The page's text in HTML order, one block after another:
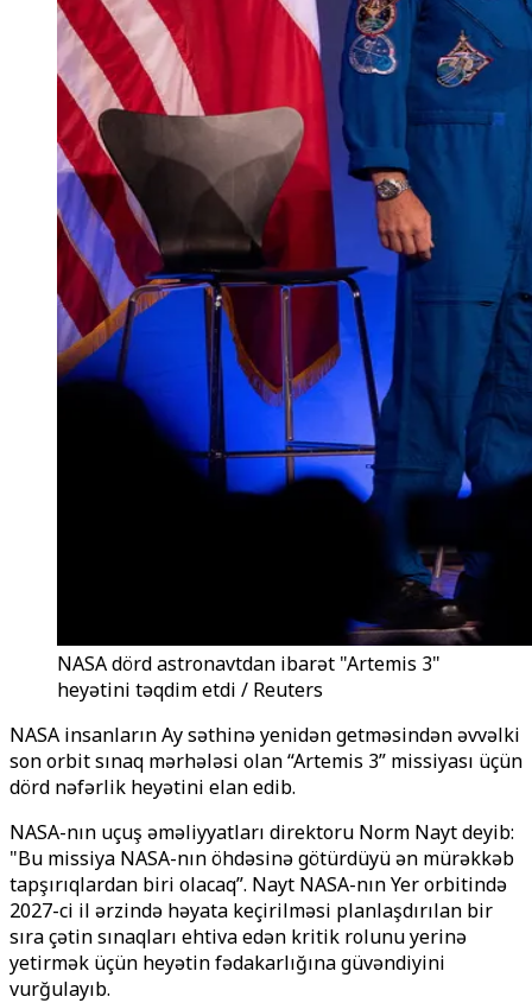
NASA dörd astronavtdan ibarət "Artemis 3"
heyətini təqdim etdi / Reuters
NASA insanların Ay səthinə yenidən getməsindən əvvəlki
son orbit sınaq mərhələsi olan “Artemis 3” missiyası üçün
dörd nəfərlik heyətini elan edib.
NASA-nın uçuş əməliyyatları direktoru Norm Nayt deyib:
"Bu missiya NASA-nın öhdəsinə götürdüyü ən mürəkkəb
tapşırıqlardan biri olacaq”. Nayt NASA-nın Yer orbitində
2027-ci il ərzində həyata keçirilməsi planlaşdırılan bir
sıra çətin sınaqları ehtiva edən kritik rolunu yerinə
yetirmək üçün heyətin fədakarlığına güvəndiyini
vurğulayıb.